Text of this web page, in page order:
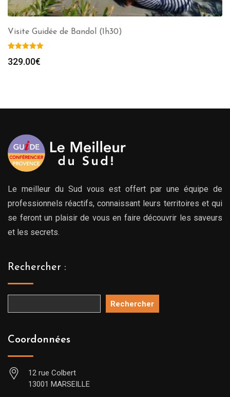
Visite Guidée de Bandol (1h30)
329.00€
Le meilleur du Sud vous est offert par une équipe de
professionnels réactifs, connaissant leurs territoires et qui
se feront un plaisir de vous en faire découvrir les saveurs
et les secrets.
Rechercher :
Rechercher
Coordonnées
12 rue Colbert
13001 MARSEILLE